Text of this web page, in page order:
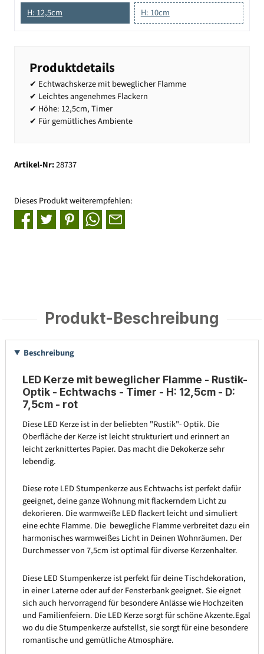
H: 12,5cm
H: 10cm
Produktdetails
✔ Echtwachskerze mit beweglicher Flamme
✔ Leichtes angenehmes Flackern
✔ Höhe: 12,5cm, Timer
✔ Für gemütliches Ambiente
Artikel-Nr:28737
Dieses Produkt weiterempfehlen:
Produkt-Beschreibung
Beschreibung
LED Kerze mit beweglicher Flamme - Rustik-
Optik - Echtwachs - Timer - H: 12,5cm - D:
7,5cm - rot
Diese LED Kerze ist in der beliebten "Rustik"- Optik. Die
Oberfläche der Kerze ist leicht strukturiert und erinnert an
leicht zerknittertes Papier. Das macht die Dekokerze sehr
lebendig.
Diese rote LED Stumpenkerze aus Echtwachs ist perfekt dafür
geeignet, deine ganze Wohnung mit flackerndem Licht zu
dekorieren. Die warmweiße LED flackert leicht und simuliert
eine echte Flamme. Die bewegliche Flamme verbreitet dazu ein
harmonisches warmweißes Licht in Deinen Wohnräumen. Der
Durchmesser von 7,5cm ist optimal für diverse Kerzenhalter.
Diese LED Stumpenkerze ist perfekt für deine Tischdekoration,
in einer Laterne oder auf der Fensterbank geeignet. Sie eignet
sich auch hervorragend für besondere Anlässe wie Hochzeiten
und Familienfeiern. Die LED Kerze sorgt für schöne Akzente.Egal
wo du die Stumpenkerze aufstellst, sie sorgt für eine besondere
romantische und gemütliche Atmosphäre.